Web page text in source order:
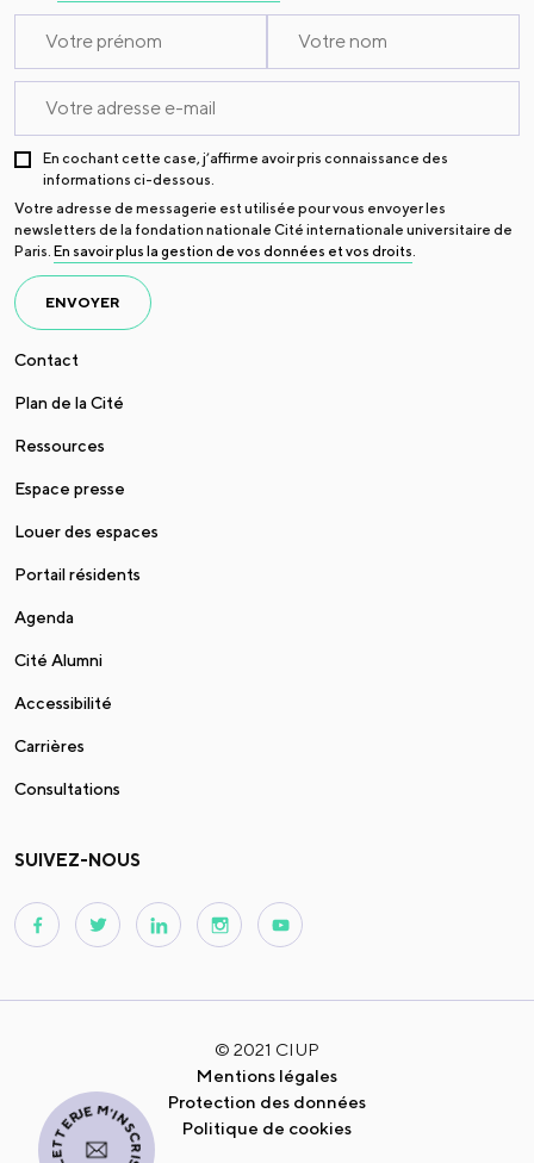
En cochant cette case, j’affirme avoir pris connaissance des
informations ci-dessous.
Votre adresse de messagerie est utilisée pour vous envoyer les
newsletters de la fondation nationale Cité internationale universitaire de
Paris. En savoir plus la gestion de vos données et vos droits.
ENVOYER
Contact
Plan de la Cité
Ressources
Espace presse
Louer des espaces
Portail résidents
Agenda
Cité Alumni
Accessibilité
Carrières
Consultations
SUIVEZ-NOUS
© 2021 CIUP
Mentions légales
Protection des données
Politique de cookies